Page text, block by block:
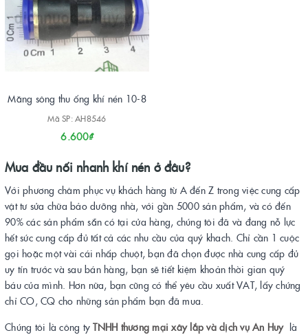
Măng sông thu ống khí nén 10-8
Mã SP: AH8546
6.600₫
Mua đầu nối nhanh khí nén ở đâu?
Với phương châm phục vụ khách hàng từ A đến Z trong việc cung cấp
vật tư sửa chữa bảo dưỡng nhà, với gần 5000 sản phẩm, và có đến
90% các sản phẩm sẵn có tại cửa hàng, chúng tôi đã và đang nỗ lực
hết sức cung cấp đủ tất cả các nhu cầu của quý khach. Chỉ cần 1 cuộc
gọi hoặc một vài cái nhấp chuột, bạn đã chọn được nhà cung cấp đủ
uy tín trước và sau bán hàng, bạn sẽ tiết kiệm khoản thời gian quý
báu của mình. Hơn nữa, bạn cũng có thể yêu cầu xuất VAT, lấy chứng
chỉ CO, CQ cho những sản phẩm bạn đã mua.
Chúng tôi là công tyTNHH thương mại xây lắp và dịch vụ An Huy là